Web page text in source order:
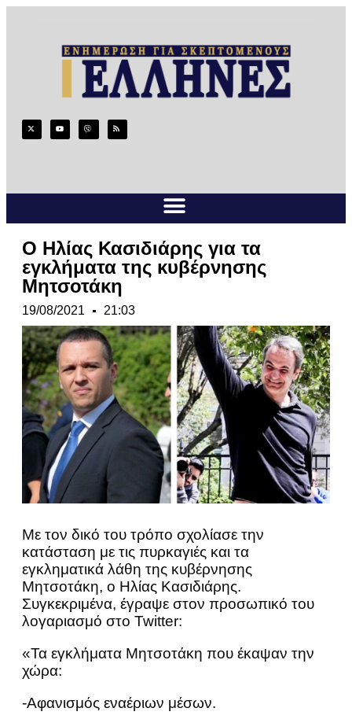
Ο Ηλίας Κασιδιάρης για τα
εγκλήματα της κυβέρνησης
Μητσοτάκη
19/08/2021 21:03
Με τον δικό του τρόπο σχολίασε την
κατάσταση με τις πυρκαγιές και τα
εγκληματικά λάθη της κυβέρνησης
Μητσοτάκη, ο Ηλίας Κασιδιάρης.
Συγκεκριμένα, έγραψε στον προσωπικό του
λογαριασμό στο Twitter:
«Τα εγκλήματα Μητσοτάκη που έκαψαν την
χώρα:
-Αφανισμός εναέριων μέσων.